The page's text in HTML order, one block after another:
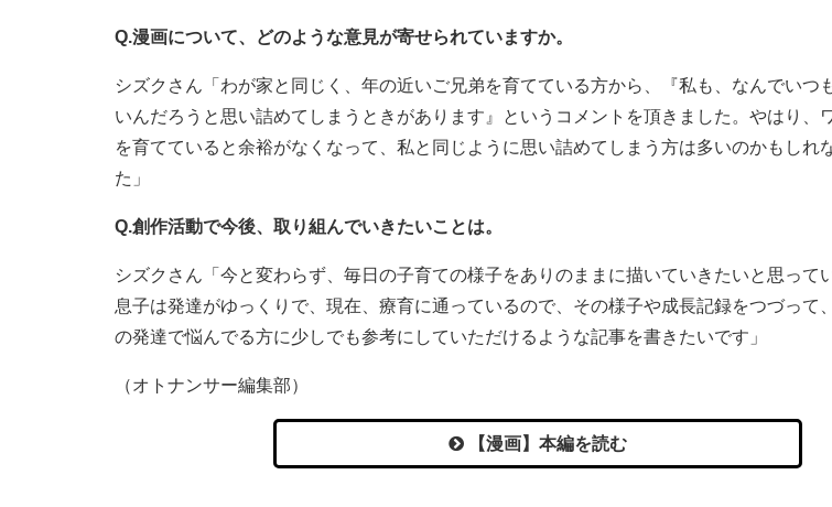
Q.漫画について、どのような意見が寄せられていますか。
シズクさん「わが家と同じく、年の近いご兄弟を育てている方から、『私も、なんでいつ
いんだろうと思い詰めてしまうときがあります』というコメントを頂きました。やはり、
を育てていると余裕がなくなって、私と同じように思い詰めてしまう方は多いのかもしれ
た」
Q.創作活動で今後、取り組んでいきたいことは。
シズクさん「今と変わらず、毎日の子育ての様子をありのままに描いていきたいと思って
息子は発達がゆっくりで、現在、療育に通っているので、その様子や成長記録をつづって
の発達で悩んでる方に少しでも参考にしていただけるような記事を書きたいです」
（オトナンサー編集部）
【漫画】本編を読む